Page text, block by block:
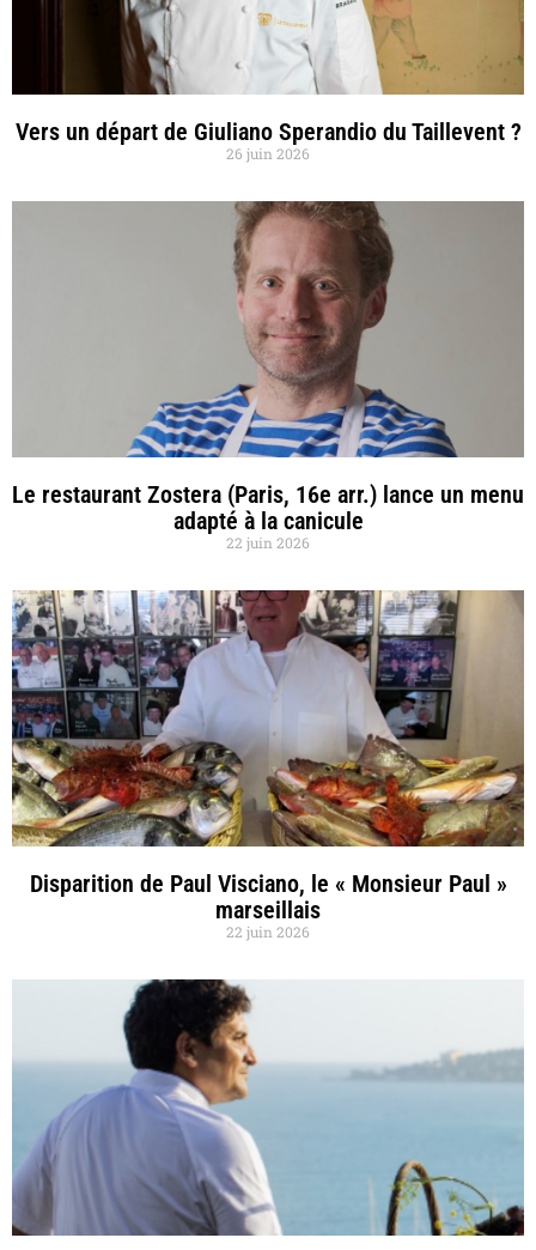
Vers un départ de Giuliano Sperandio du Taillevent ?
26 juin 2026
Le restaurant Zostera (Paris, 16e arr.) lance un menu
adapté à la canicule
22 juin 2026
Disparition de Paul Visciano, le « Monsieur Paul »
marseillais
22 juin 2026